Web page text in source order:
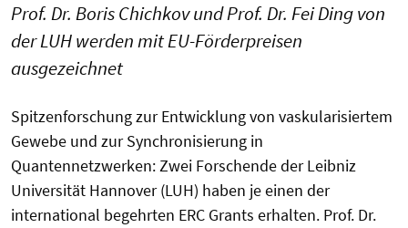
Prof. Dr. Boris Chichkov und Prof. Dr. Fei Ding von
der LUH werden mit EU-Förderpreisen
ausgezeichnet
Spitzenforschung zur Entwicklung von vaskularisiertem
Gewebe und zur Synchronisierung in
Quantennetzwerken: Zwei Forschende der Leibniz
Universität Hannover (LUH) haben je einen der
international begehrten ERC Grants erhalten. Prof. Dr.